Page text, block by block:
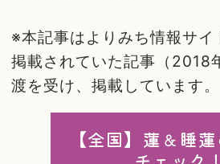
※本記事はよりみち情報サイ
掲載されていた記事（2018
渡を受け、掲載しています。
【全国】蓮＆睡